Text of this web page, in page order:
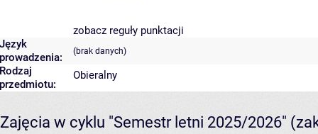
zobacz reguły punktacji
Język
prowadzenia:
(brak danych)
Rodzaj
przedmiotu:
Obieralny
Zajęcia w cyklu "Semestr letni 2025/2026"